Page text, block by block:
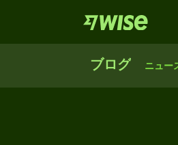
ブログ ニュー